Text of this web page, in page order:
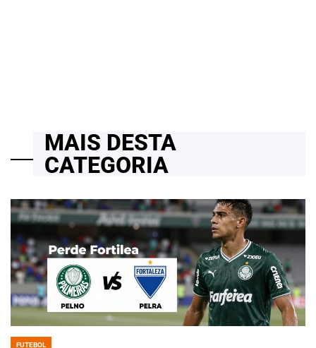
MAIS DESTA
CATEGORIA
FUTEBOL